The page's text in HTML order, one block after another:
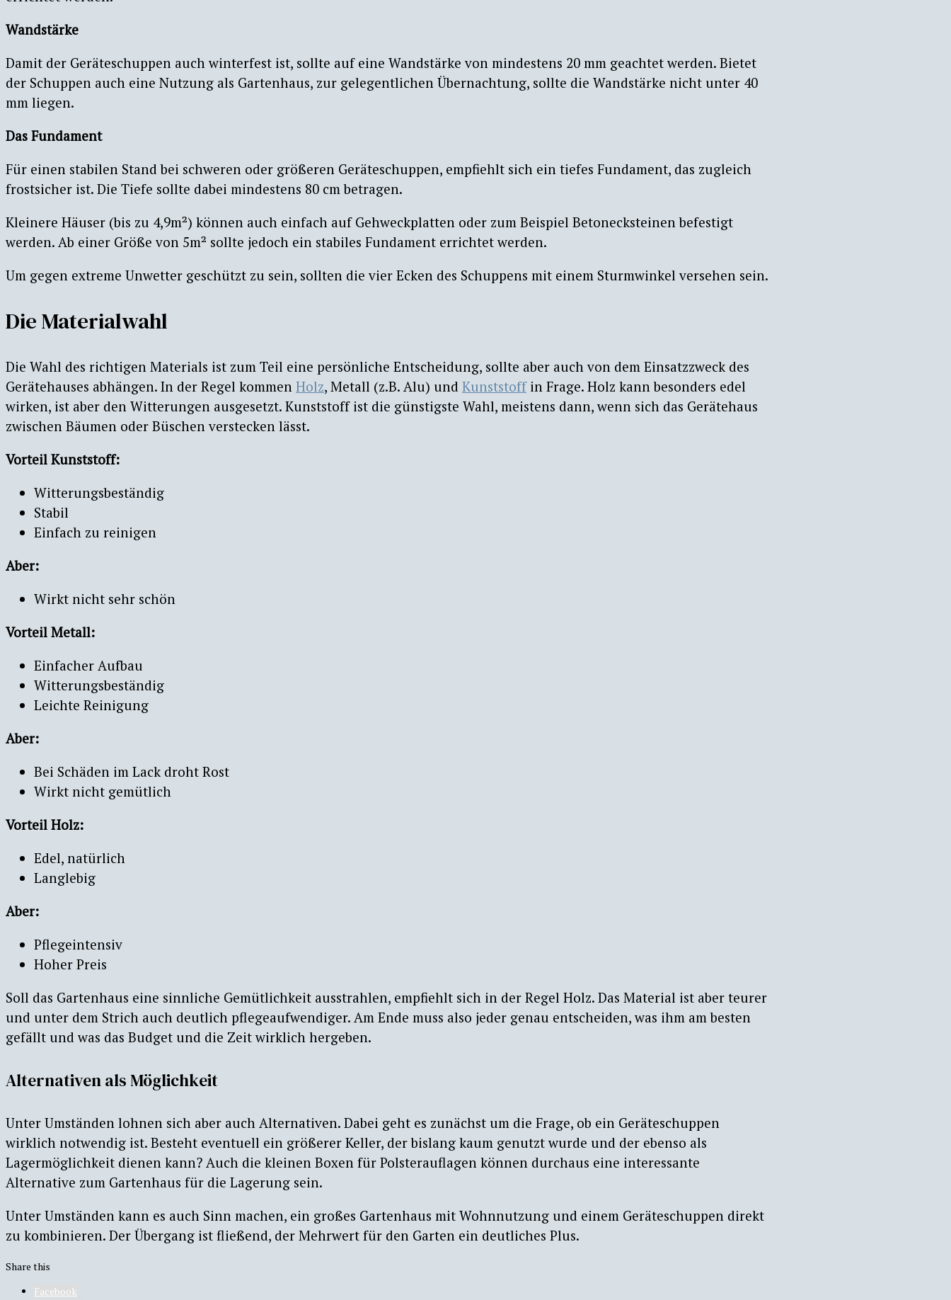
Wandstärke
Damit der Geräteschuppen auch winterfest ist, sollte auf eine Wandstärke von mindestens 20 mm geachtet werden. Bietet
der Schuppen auch eine Nutzung als Gartenhaus, zur gelegentlichen Übernachtung, sollte die Wandstärke nicht unter 40
mm liegen.
Das Fundament
Für einen stabilen Stand bei schweren oder größeren Geräteschuppen, empfiehlt sich ein tiefes Fundament, das zugleich
frostsicher ist. Die Tiefe sollte dabei mindestens 80 cm betragen.
Kleinere Häuser (bis zu 4,9m²) können auch einfach auf Gehweckplatten oder zum Beispiel Betonecksteinen befestigt
werden. Ab einer Größe von 5m² sollte jedoch ein stabiles Fundament errichtet werden.
Um gegen extreme Unwetter geschützt zu sein, sollten die vier Ecken des Schuppens mit einem Sturmwinkel versehen sein.
Die Materialwahl
Die Wahl des richtigen Materials ist zum Teil eine persönliche Entscheidung, sollte aber auch von dem Einsatzzweck des
Gerätehauses abhängen. In der Regel kommen Holz, Metall (z.B. Alu) und Kunststoffin Frage. Holz kann besonders edel
wirken, ist aber den Witterungen ausgesetzt. Kunststoff ist die günstigste Wahl, meistens dann, wenn sich das Gerätehaus
zwischen Bäumen oder Büschen verstecken lässt.
Vorteil Kunststoff:
Witterungsbeständig
Stabil
Einfach zu reinigen
Aber:
Wirkt nicht sehr schön
Vorteil Metall:
Einfacher Aufbau
Witterungsbeständig
Leichte Reinigung
Aber:
Bei Schäden im Lack droht Rost
Wirkt nicht gemütlich
Vorteil Holz:
Edel, natürlich
Langlebig
Aber:
Pflegeintensiv
Hoher Preis
Soll das Gartenhaus eine sinnliche Gemütlichkeit ausstrahlen, empfiehlt sich in der Regel Holz. Das Material ist aber teurer
und unter dem Strich auch deutlich pflegeaufwendiger. Am Ende muss also jeder genau entscheiden, was ihm am besten
gefällt und was das Budget und die Zeit wirklich hergeben.
Alternativen als Möglichkeit
Unter Umständen lohnen sich aber auch Alternativen. Dabei geht es zunächst um die Frage, ob ein Geräteschuppen
wirklich notwendig ist. Besteht eventuell ein größerer Keller, der bislang kaum genutzt wurde und der ebenso als
Lagermöglichkeit dienen kann? Auch die kleinen Boxen für Polsterauflagen können durchaus eine interessante
Alternative zum Gartenhaus für die Lagerung sein.
Unter Umständen kann es auch Sinn machen, ein großes Gartenhaus mit Wohnnutzung und einem Geräteschuppen direkt
zu kombinieren. Der Übergang ist fließend, der Mehrwert für den Garten ein deutliches Plus.
Share this
Facebook